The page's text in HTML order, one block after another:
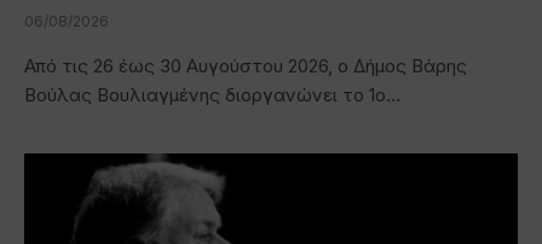
06/08/2026
Από τις 26 έως 30 Αυγούστου 2026, ο Δήμος Βάρης
Βούλας Βουλιαγμένης διοργανώνει το 1ο…